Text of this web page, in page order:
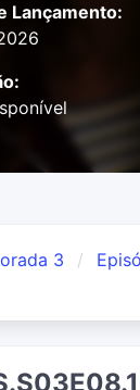
Lançamento:
3